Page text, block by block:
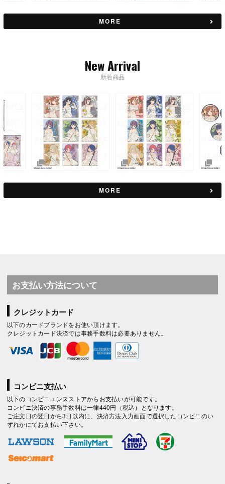
MORE
New Arrival
新着商品
MORE
お支払い方法について
クレジットカード
以下のカードブランドをお使い頂けます。
クレジットカード決済では事務手数料は必要ありません。
コンビニ支払い
以下のコンビニエンスストアからお支払いが可能です。
コンビニ決済の事務手数料は一律440円（税込）となります。
ご注文日の翌日から3日以内に、決済方法入力画面で選択したコンビニのい
ずれかにてお支払い下さい。